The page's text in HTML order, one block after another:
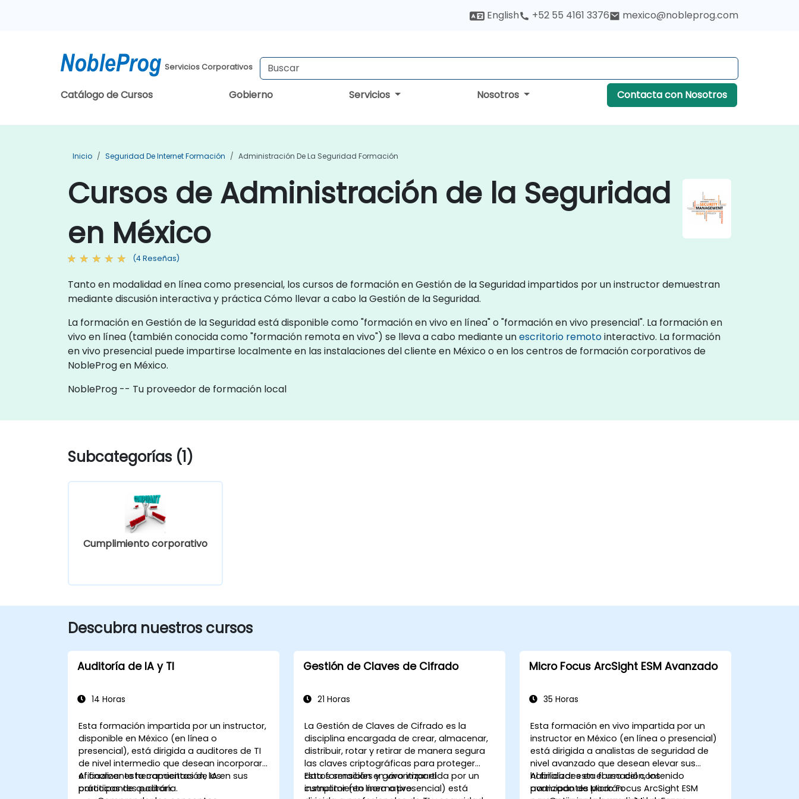
English +52 55 4161 3376 mexico@nobleprog.com
Servicios Corporativos
Catálogo de Cursos Gobierno Servicios Nosotros Contacta con Nosotros
Inicio Seguridad De Internet Formación Administración De La Seguridad Formación
Cursos de Administración de la Seguridad
en México
(4 Reseñas)
Tanto en modalidad en línea como presencial, los cursos de formación en Gestión de la Seguridad impartidos por un instructor demuestran
mediante discusión interactiva y práctica Cómo llevar a cabo la Gestión de la Seguridad.
La formación en Gestión de la Seguridad está disponible como "formación en vivo en línea" o "formación en vivo presencial". La formación en
vivo en línea (también conocida como "formación remota en vivo") se lleva a cabo mediante unescritorio remotointeractivo. La formación
en vivo presencial puede impartirse localmente en las instalaciones del cliente en México o en los centros de formación corporativos de
NobleProg en México.
NobleProg -- Tu proveedor de formación local
Subcategorías (1)
Cumplimiento corporativo
Descubra nuestros cursos
Auditoría de IA y TI
14 Horas
Esta formación impartida por un instructor,
disponible en México (en línea o
presencial), está dirigida a auditores de TI
de nivel intermedio que desean incorporar
eficazmente herramientas de IA en sus
prácticas de auditoría.
Al finalizar esta capacitación, los
participantes podrán:
Gestión de Claves de Cifrado
21 Horas
La Gestión de Claves de Cifrado es la
disciplina encargada de crear, almacenar,
distribuir, rotar y retirar de manera segura
las claves criptográficas para proteger
datos sensibles y garantizar el
cumplimiento normativo.
Esta formación en vivo impartida por un
instructor (en línea o presencial) está
Micro Focus ArcSight ESM Avanzado
35 Horas
Esta formación en vivo impartida por un
instructor en México (en línea o presencial)
está dirigida a analistas de seguridad de
nivel avanzado que desean elevar sus
habilidades en el uso del contenido
avanzado de Micro Focus ArcSight ESM
Al finalizar esta formación, los
participantes podrán: